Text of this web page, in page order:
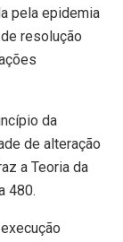
pela epidemia
resolução
da
de alteração
a Teoria da
480.